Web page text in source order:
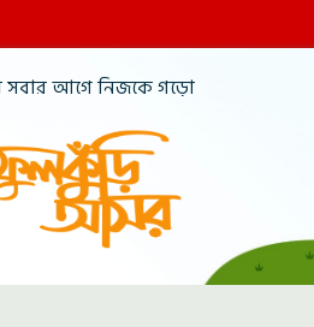
সবার আগে নিজকে গড়ো